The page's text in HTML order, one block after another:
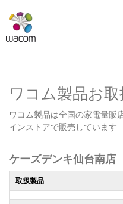
ワコム製品お
ワコム製品は全国の家電量販
インストアで販売しています
ケーズデンキ仙台南店
取扱製品